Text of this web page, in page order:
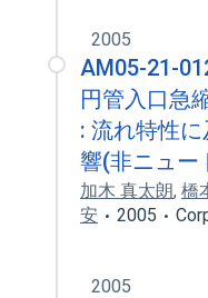
2005
AM05-21-
円管入口急
: 流れ特性
響(非ニュー
加木 真太朗, 橋
安
2005
2005